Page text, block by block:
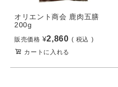
オリエント商会 鹿肉五膳
200g
販売価格 ¥2,860
税込
カートに入れる